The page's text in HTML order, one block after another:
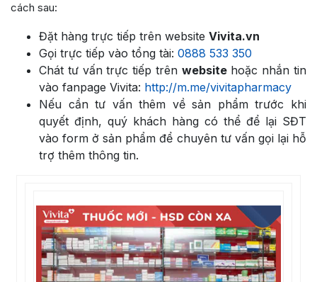
cách sau:
Đặt hàng trực tiếp trên website Vivita.vn
Gọi trực tiếp vào tổng tài: 0888 533 350
Chát tư vấn trực tiếp trên websitehoặc nhắn tin
vào fanpage Vivita: http://m.me/vivitapharmacy
Nếu cần tư vấn thêm về sản phẩm trước khi
quyết định, quý khách hàng có thể để lại SĐT
vào form ở sản phẩm để chuyên tư vấn gọi lại hỗ
trợ thêm thông tin.